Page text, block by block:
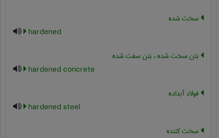
سخت شده
hardened
بتن سخت شده ، بتن سفت شده
hardened concrete
فولاد آبداده
hardened steel
سخت کننده